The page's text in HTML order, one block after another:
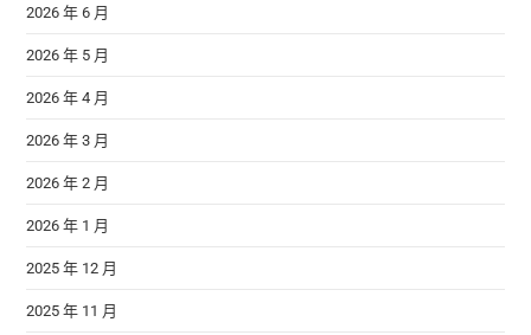
2026 年 6 月
2026 年 5 月
2026 年 4 月
2026 年 3 月
2026 年 2 月
2026 年 1 月
2025 年 12 月
2025 年 11 月